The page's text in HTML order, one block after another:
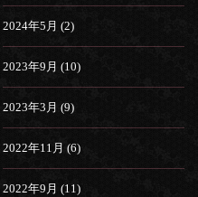
2024年5月 (2)
2023年9月 (10)
2023年3月 (9)
2022年11月 (6)
2022年9月 (11)